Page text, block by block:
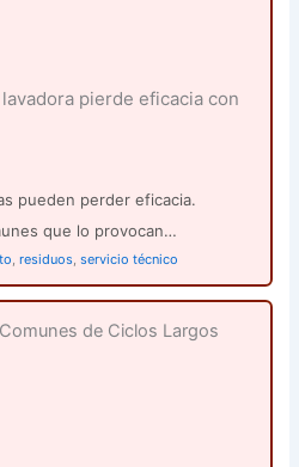
pierde eficacia con
pueden perder eficacia.
que lo provocan…
,residuos ,servicio técnico